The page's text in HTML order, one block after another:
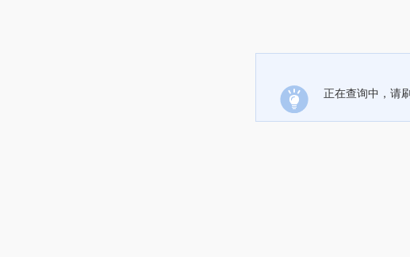
正在查询中，请